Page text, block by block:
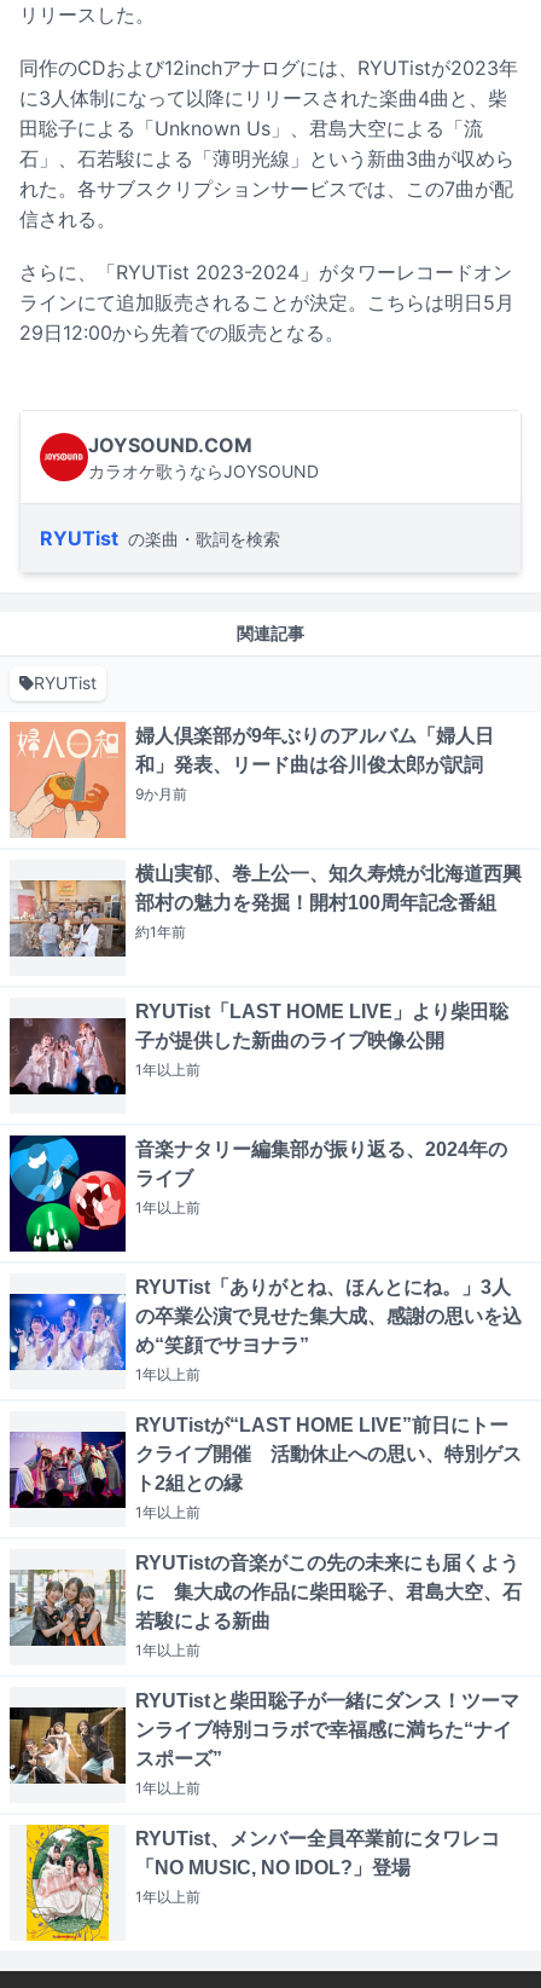
リリースした。
同作のCDおよび12inchアナログには、RYUTistが2023年
に3人体制になって以降にリリースされた楽曲4曲と、柴
田聡子による「Unknown Us」、君島大空による「流
石」、石若駿による「薄明光線」という新曲3曲が収めら
れた。各サブスクリプションサービスでは、この7曲が配
信される。
さらに、「RYUTist 2023-2024」がタワーレコードオン
ラインにて追加販売されることが決定。こちらは明日5月
29日12:00から先着での販売となる。
JOYSOUND.COM
カラオケ歌うならJOYSOUND
RYUTist の楽曲・歌詞を検索
関連記事
RYUTist
婦人倶楽部が9年ぶりのアルバム「婦人日
和」発表、リード曲は谷川俊太郎が訳詞
9か月前
横山実郁、巻上公一、知久寿焼が北海道西興
部村の魅力を発掘！開村100周年記念番組
約1年前
RYUTist「LAST HOME LIVE」より柴田聡
子が提供した新曲のライブ映像公開
1年以上前
音楽ナタリー編集部が振り返る、2024年の
ライブ
1年以上前
RYUTist「ありがとね、ほんとにね。」3人
の卒業公演で見せた集大成、感謝の思いを込
め“笑顔でサヨナラ”
1年以上前
RYUTistが“LAST HOME LIVE”前日にトー
クライブ開催 活動休止への思い、特別ゲス
ト2組との縁
1年以上前
RYUTistの音楽がこの先の未来にも届くよう
に 集大成の作品に柴田聡子、君島大空、石
若駿による新曲
1年以上前
RYUTistと柴田聡子が一緒にダンス！ツーマ
ンライブ特別コラボで幸福感に満ちた“ナイ
スポーズ”
1年以上前
RYUTist、メンバー全員卒業前にタワレコ
「NO MUSIC, NO IDOL?」登場
1年以上前